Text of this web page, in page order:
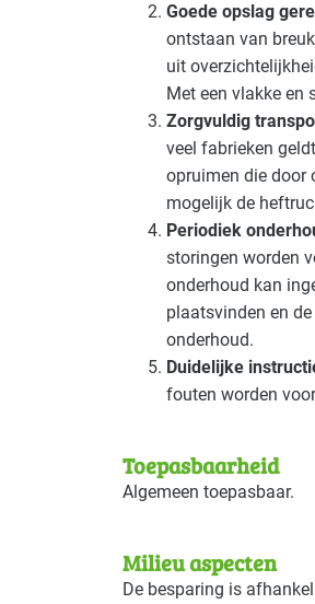
Goede opslag
ontstaan van
uit
Met een vlakke en
Zorgvuldig
veel fabrieken
opruimen die door
mogelijk de
Periodiek
storingen worden
onderhoud kan
plaatsvinden en
onderhoud.
Duidelijke
fouten worden
Toepasbaarheid
Algemeen toepasbaar.
Milieu aspecten
De besparing is